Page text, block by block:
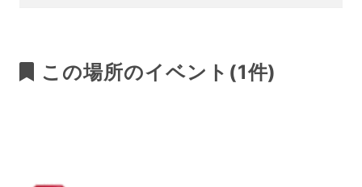
この場所のイベント(1件)